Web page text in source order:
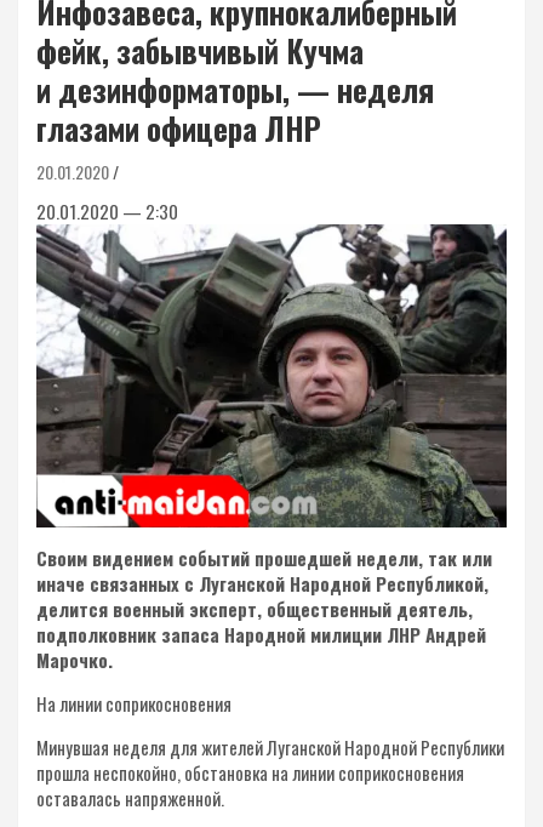
Инфозавеса, крупнокалиберный
фейк, забывчивый Кучма
и дезинформаторы, — неделя
глазами офицера ЛНР
20.01.2020
20.01.2020 — 2:30
Своим видением событий прошедшей недели, так или
иначе связанных с Луганской Народной Республикой,
делится военный эксперт, общественный деятель,
подполковник запаса Народной милиции ЛНР Андрей
Марочко.
На линии соприкосновения
Минувшая неделя для жителей Луганской Народной Республики
прошла неспокойно, обстановка на линии соприкосновения
оставалась напряженной.